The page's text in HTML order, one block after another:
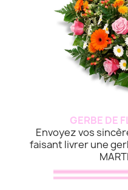
GERBE DE
Envoyez vos
faisant livrer une